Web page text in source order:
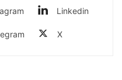
Linkedin
X